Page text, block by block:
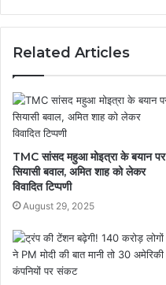
Related Articles
TMC सांसद महुआ मोइत्रा के बयान पर
सियासी बवाल, अमित शाह को लेकर
विवादित टिप्पणी
August 29, 2025